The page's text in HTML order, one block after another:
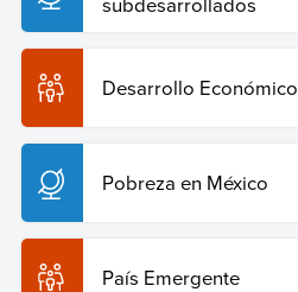
Desarrollo Económico
Pobreza en México
País Emergente